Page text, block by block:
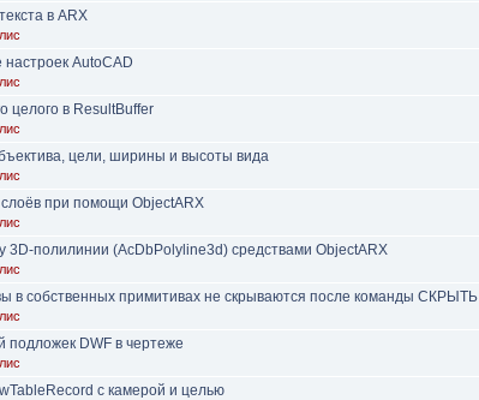
в ARX
AutoCAD
целого в ResultBuffer
цели, ширины и высоты вида
при помощи ObjectARX
3D-полилинии (AcDbPolyline3d) средствами ObjectARX
в собственных примитивах не скрываются после команды СКРЫТЬ
подложек DWF в чертеже
с камерой и целью